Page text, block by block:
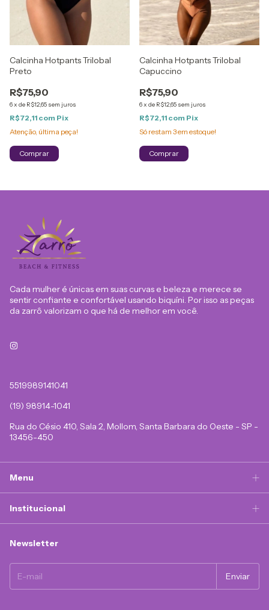
Calcinha Hotpants Trilobal
Preto
R$75,90
6x de R$12,65 sem juros
R$72,11 com Pix
Atenção, última peça!
Comprar
Calcinha Hotpants Trilobal
Capuccino
R$75,90
6x de R$12,65 sem juros
R$72,11 com Pix
Só restam 3em estoque!
Comprar
Cada mulher é únicas em suas curvas e beleza e merece se
sentir confiante e confortável usando biquíni. Por isso as peças
da zarrô valorizam o que há de melhor em você.
5519989141041
(19) 98914-1041
Rua do Césio 410, Sala 2, Mollom, Santa Barbara do Oeste - SP -
13456-450
Menu
Institucional
Newsletter